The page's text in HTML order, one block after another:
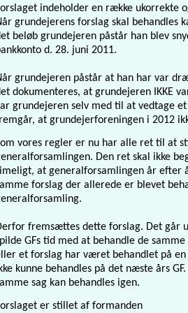
indeholder en række ukorrekte
grundejerens forslag skal behandles
beløb grundejeren påstår han blev
d. 28. juni 2011.
grundejeren påstår at han har var
dokumenteres, at grundejeren IKKE
grundejeren selv med til at vedtage
at grundejerforeningen i 2012
vores regler er nu har alle ret til at
Den ret skal ikke
at generalforsamlingen år efter
forslag der allerede er blevet
fremsættes dette forslag. Det går
GFs tid med at behandle de
et forslag har været behandlet på en
kunne behandles på det næste års
sag kan behandles igen.
er stillet af formanden